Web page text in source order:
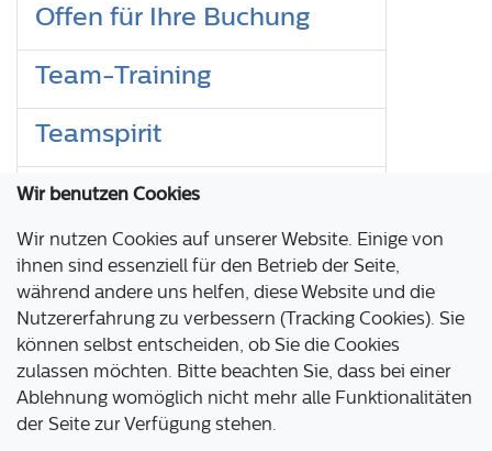
Offen für Ihre Buchung
Team-Training
Teamspirit
Up-to-date
Vielfalt
Weihnachtsfeier
Aldenhoven Testing Center
Industriepark Emil Mayrisch
52457 Aldenhoven
Wir benutzen Cookies
Wir nutzen Cookies auf unserer Website. Einige von
ihnen sind essenziell für den Betrieb der Seite,
während andere uns helfen, diese Website und die
Nutzererfahrung zu verbessern (Tracking Cookies). Sie
können selbst entscheiden, ob Sie die Cookies
zulassen möchten. Bitte beachten Sie, dass bei einer
Ablehnung womöglich nicht mehr alle Funktionalitäten
der Seite zur Verfügung stehen.